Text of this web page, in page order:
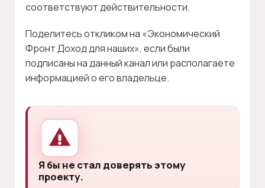
соответствуют действительности.
Поделитесь откликом на «Экономический
Фронт Доход для наших», если были
подписаны на данный канал или располагаете
информацией о его владельце.
Я бы не стал доверять этому
проекту.